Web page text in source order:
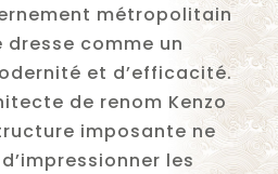
métropolitain
dresse comme un
et d’efficacité.
de renom Kenzo
imposante ne
les